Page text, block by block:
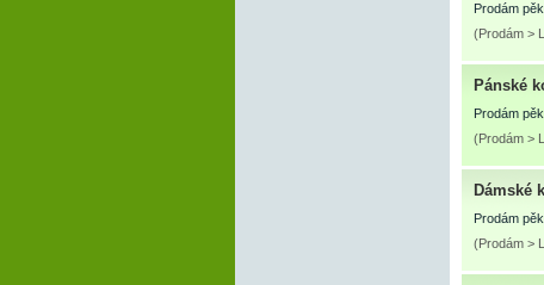
Prodám
(Prodám >
Pánské
Prodám
(Prodám >
Dámské
Prodám
(Prodám >